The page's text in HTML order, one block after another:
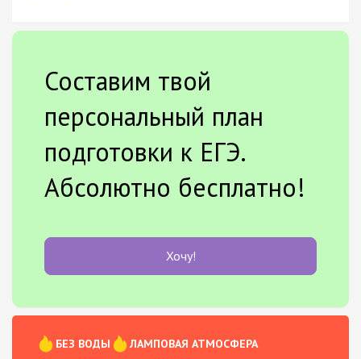
Составим твой
персональный план
подготовки к ЕГЭ.
Абсолютно бесплатно!
Хочу!
БЕЗ ВОДЫ
ЛАМПОВАЯ АТМОСФЕРА